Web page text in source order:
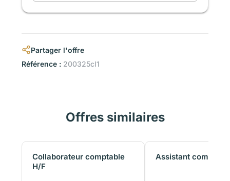
Partager l'offre
Référence : 200325cl1
Offres similaires
Collaborateur comptable
H/F
Assistant